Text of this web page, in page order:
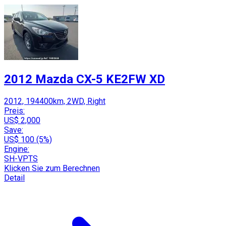
2012 Mazda CX-5 KE2FW XD
2012, 194400km, 2WD, Right
Preis:
US$ 2,000
Save:
US$ 100 (5%)
Engine:
SH-VPTS
Klicken Sie zum Berechnen
Detail